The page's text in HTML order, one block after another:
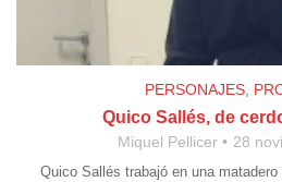
PERSONAJES,
Quico Sallés, de
Miquel Pellicer 28
Quico Sallés trabajó en una